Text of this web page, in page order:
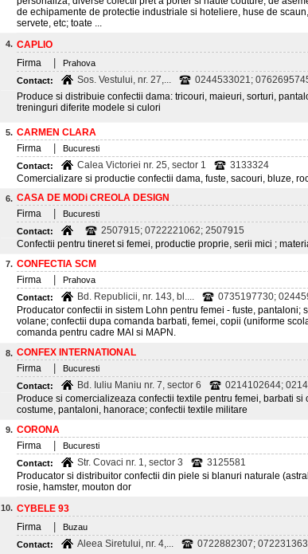
de echipamente de protectie industriale si hoteliere, huse de
servete, etc; toate ...
4. CAPLIO
Firma
Prahova
Contact:
Sos. Vestului, nr. 27,...
0244533021;
Produce si distribuie confectii dama: tricouri, maieuri, sorturi,
treninguri diferite modele si culori
5. CARMEN CLARA
Firma
Bucuresti
Contact:
Calea Victoriei nr. 25, sector 1
3133324
Comercializare si productie confectii dama, fuste, sacouri, bluze,
6. CASA DE MODi CREOLA DESIGN
Firma
Bucuresti
Contact:
2507915; 0722221062; 2507915
Confectii pentru tineret si femei, productie proprie, serii mici ;
7. CONFECTIA SCM
Firma
Prahova
Contact:
Bd. Republicii, nr. 143, bl....
0735197730;
Producator confectii in sistem Lohn pentru femei - fuste, pantaloni;
volane; confectii dupa comanda barbati, femei, copii (uniforme
comanda pentru cadre MAI si MAPN.
8. CONFEX INTERNATIONAL
Firma
Bucuresti
Contact:
Bd. Iuliu Maniu nr. 7, sector 6
0214102644;
Produce si comercializeaza confectii textile pentru femei, barbati si
costume, pantaloni, hanorace; confectii textile militare
9. CORONA
Firma
Bucuresti
Contact:
Str. Covaci nr. 1, sector 3
3125581
Producator si distribuitor confectii din piele si blanuri naturale
rosie, hamster, mouton dor
10. CYBELE 93
Firma
Buzau
Contact:
Aleea Siretului, nr. 4,...
0722882307;